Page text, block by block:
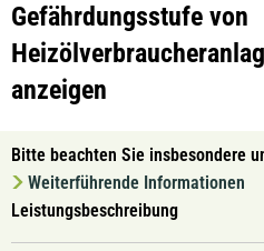
Gefährdungsstufe von
anzeigen
Bitte beachten Sie insbesondere
Weiterführende Informationen
Leistungsbeschreibung